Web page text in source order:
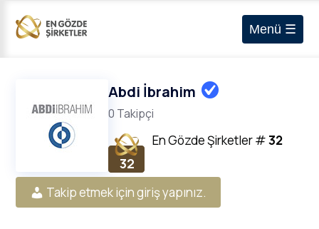
Menü ☰
Abdi İbrahim
0 Takipçi
32
En Gözde Şirketler#32
Takip etmek için giriş yapınız.